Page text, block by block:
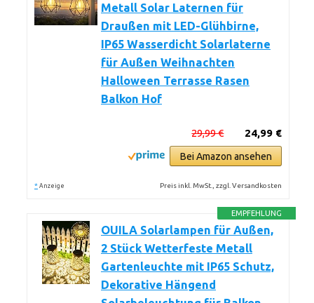
Metall Solar Laternen für
Draußen mit LED-Glühbirne,
IP65 Wasserdicht Solarlaterne
für Außen Weihnachten
Halloween Terrasse Rasen
Balkon Hof
24,99 €
29,99 €
Bei Amazon ansehen
* Anzeige Preis inkl. MwSt., zzgl. Versandkosten
EMPFEHLUNG
OUILA Solarlampen für Außen,
2 Stück Wetterfeste Metall
Gartenleuchte mit IP65 Schutz,
Dekorative Hängend